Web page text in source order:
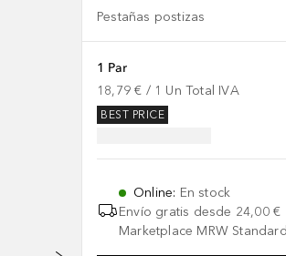
Pestañas postizas
1 Par
18,79 € / 1 Un Total IVA
BEST PRICE
Online: En stock
Envío gratis desde 24,00 €
Marketplace MRW